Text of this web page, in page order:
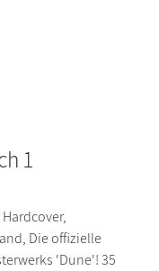
1
Die offizielle
'Dune'! 35